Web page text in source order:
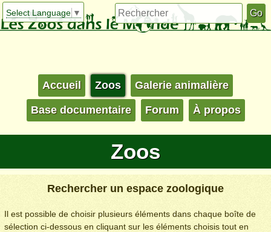
Select Language ▼
Accueil Zoos Galerie animalière
Base documentaire Forum À propos
Zoos
Rechercher un espace zoologique
Il est possible de choisir plusieurs éléments dans chaque boîte de
sélection ci-dessous en cliquant sur les éléments choisis tout en